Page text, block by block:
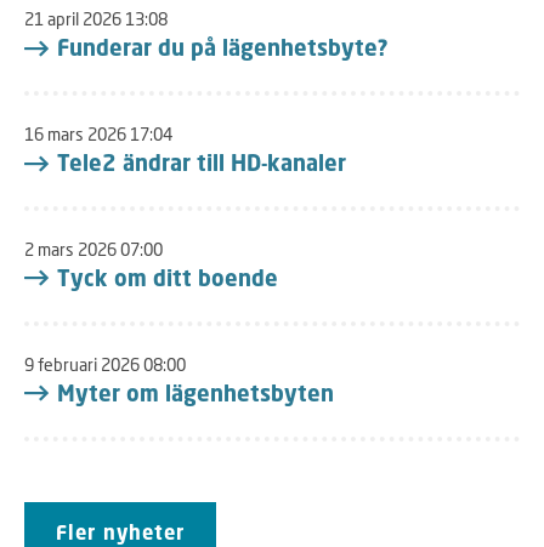
21 april 2026 13:08
Funderar du på lägenhetsbyte?
16 mars 2026 17:04
Tele2 ändrar till HD-kanaler
2 mars 2026 07:00
Tyck om ditt boende
9 februari 2026 08:00
Myter om lägenhetsbyten
Fler nyheter